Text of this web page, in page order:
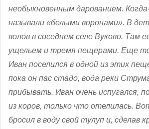
необыкновенным дарованием.
называли «белыми воронами». В
волов в соседнем селе Вуково. Там
ущельем и тремя пещерами. Еще
Иван поселился в одной из этих
пока он пас стадо, вода реки
прибывать. Иван очень испугался,
из коров, только что отелилась.
бросил в воду свой тулуп и, сделав